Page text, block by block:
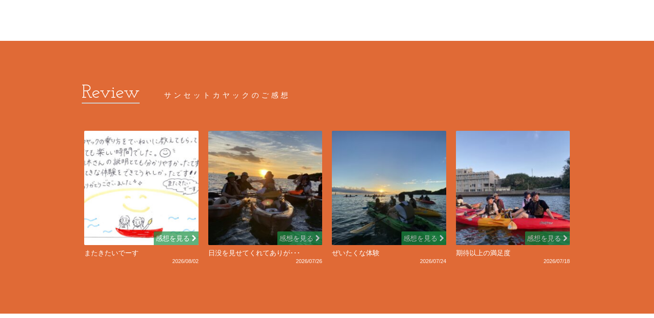
サンセットカヤックのご感想
感想を見る
またきたいでーす
2026/08/02
感想を見る
日没を見せてくれてありが･･･
2026/07/26
感想を見る
ぜいたくな体験
2026/07/24
感想を見る
期待以上の満足度
2026/07/18